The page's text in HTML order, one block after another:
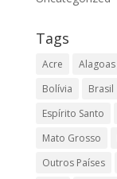
Tags
Acre Alagoas
Bolívia
Brasil
Espírito Santo
Mato Grosso
Outros Países